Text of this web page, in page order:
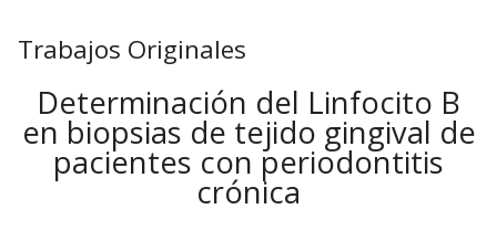
Trabajos Originales
Determinación del Linfocito B
en biopsias de tejido gingival de
pacientes con periodontitis
crónica